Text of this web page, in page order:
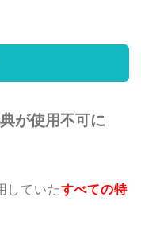
が使用不可に
していたすべての特